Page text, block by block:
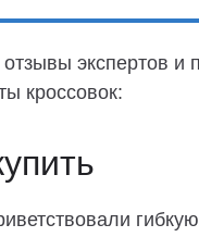
экспертов и
кроссовок: